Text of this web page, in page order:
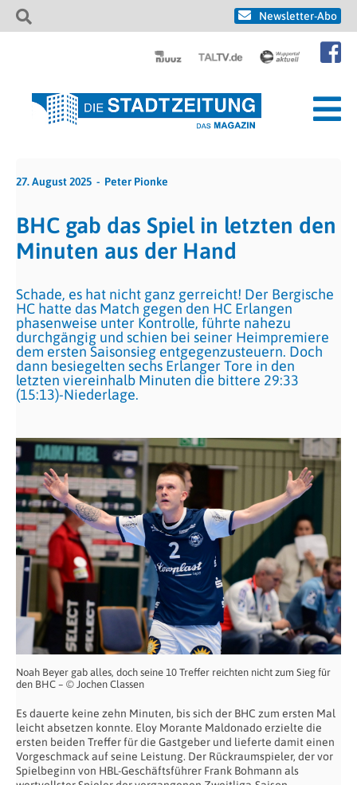
Newsletter-Abo
27. August 2025 Peter Pionke
BHC gab das Spiel in letzten den
Minuten aus der Hand
Schade, es hat nicht ganz gerreicht! Der Bergische
HC hatte das Match gegen den HC Erlangen
phasenweise unter Kontrolle, führte nahezu
durchgängig und schien bei seiner Heimpremiere
dem ersten Saisonsieg entgegenzusteuern. Doch
dann besiegelten sechs Erlanger Tore in den
letzten viereinhalb Minuten die bittere 29:33
(15:13)-Niederlage.
Noah Beyer gab alles, doch seine 10 Treffer reichten nicht zum Sieg für
den BHC – © Jochen Classen
Es dauerte keine zehn Minuten, bis sich der BHC zum ersten Mal
leicht absetzen konnte. Eloy Morante Maldonado erzielte die
ersten beiden Treffer für die Gastgeber und lieferte damit einen
Vorgeschmack auf seine Leistung. Der Rückraumspieler, der vor
Spielbeginn von HBL-Geschäftsführer Frank Bohmann als